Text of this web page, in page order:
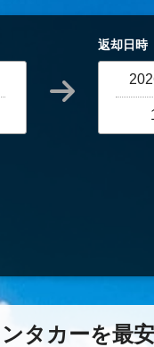
返却日時
タカーを最